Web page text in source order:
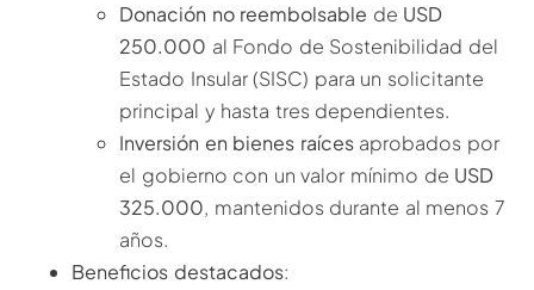
Donación no reembolsable de USD
250.000 al Fondo de Sostenibilidad del
Estado Insular (SISC) para un solicitante
principal y hasta tres dependientes.
Inversión en bienes raícesaprobados por
el gobierno con un valor mínimo de USD
325.000, mantenidos durante al menos 7
años.
Beneficios destacados: